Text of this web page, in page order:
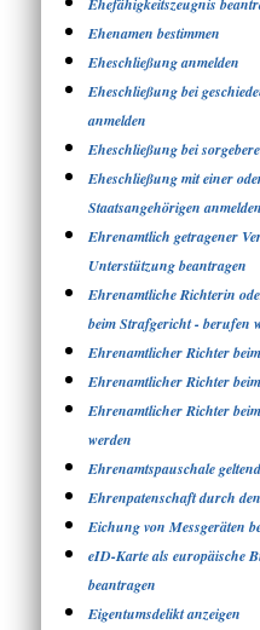
Ehenamen bestimmen
Eheschließung anmelden
Eheschließung bei
anmelden
Eheschließung bei
Eheschließung mit einer
Staatsangehörigen anmelden
Ehrenamtlich getragener
Unterstützung beantragen
Ehrenamtliche Richterin
beim Strafgericht - berufen
Ehrenamtlicher Richter
Ehrenamtlicher Richter
Ehrenamtlicher Richter
werden
Ehrenamtspauschale
Ehrenpatenschaft durch
Eichung von Messgeräten
eID-Karte als europäische
beantragen
Eigentumsdelikt anzeigen